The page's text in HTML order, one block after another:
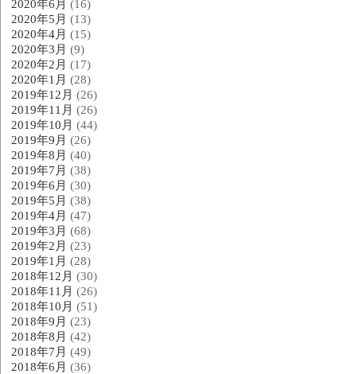
2020年6月 (16)
2020年5月 (13)
2020年4月 (15)
2020年3月 (9)
2020年2月 (17)
2020年1月 (28)
2019年12月 (26)
2019年11月 (26)
2019年10月 (44)
2019年9月 (26)
2019年8月 (40)
2019年7月 (38)
2019年6月 (30)
2019年5月 (38)
2019年4月 (47)
2019年3月 (68)
2019年2月 (23)
2019年1月 (28)
2018年12月 (30)
2018年11月 (26)
2018年10月 (51)
2018年9月 (23)
2018年8月 (42)
2018年7月 (49)
2018年6月 (36)